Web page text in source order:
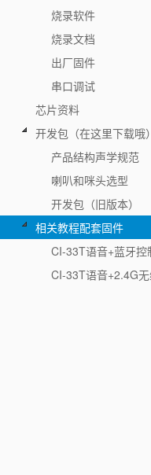
烧录软件
烧录文档
出厂固件
串口调试
芯片资料
开发包（在这里下载哦）
产品结构声学规范
喇叭和咪头选型
开发包（旧版本）
相关教程配套固件
CI-33T语音+蓝牙控
CI-33T语音+2.4G无